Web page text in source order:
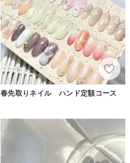
春先取りネイル ハンド定額コース